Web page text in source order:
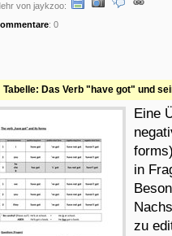
von jaykzoo:
: 0
Tabelle: Das Verb "have got" und
Eine
in
zu